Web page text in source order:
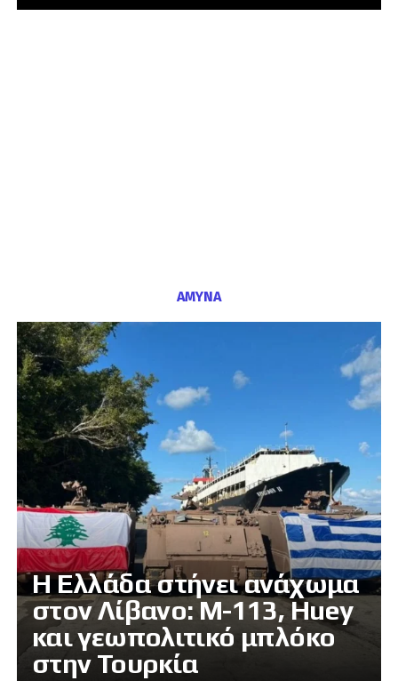
ΑΜΥΝΑ
Η Ελλάδα στήνει ανάχωμα
στον Λίβανο: M-113, Huey
και γεωπολιτικό μπλόκο
στην Τουρκία